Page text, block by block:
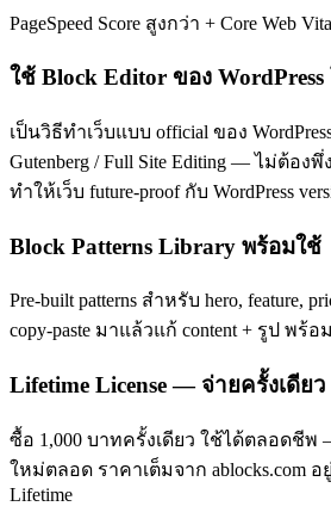
PageSpeed Score สูงกว่า + Core Web
ใช้ Block Editor ของ WordPress
เป็นวิธีทำเว็บแบบ official ของ
Gutenberg / Full Site Editing — ไม่ต้องพึ่
ทำให้เว็บ future-proof กับ WordPress
Block Patterns Library พร้อมใช้
Pre-built patterns สำหรับ hero, feature,
copy-paste มาแล้วแก้ content + รูป พร้อ
Lifetime License — จ่ายครั้งเดียว
ซื้อ 1,000 บาทครั้งเดียว ใช้ได้ตลอดชีพ —
ใหม่ตลอด ราคาเต็มจาก ablocks.com อ
Lifetime